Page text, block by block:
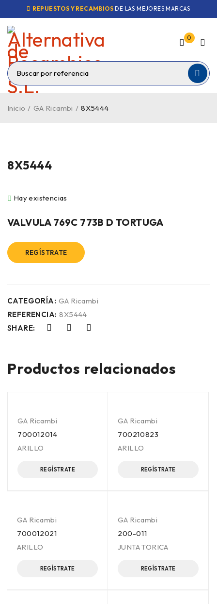
REPUESTOS Y RECAMBIOS DE LAS MEJORES MARCAS
0
Inicio / GA Ricambi / 8X5444
8X5444
Hay existencias
VALVULA 769C 773B D TORTUGA
REGÍSTRATE
CATEGORÍA: GA Ricambi
REFERENCIA: 8X5444
SHARE:
Productos relacionados
GA Ricambi
700012014
ARILLO
REGÍSTRATE
GA Ricambi
700210823
ARILLO
REGÍSTRATE
GA Ricambi
700012021
ARILLO
REGÍSTRATE
GA Ricambi
200-011
JUNTA TORICA
REGÍSTRATE